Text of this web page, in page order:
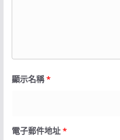
顯示名稱*
電子郵件地址*